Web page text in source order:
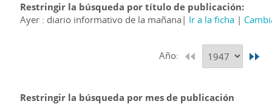
Restringir la búsqueda por título de publicación
Ayer : diario informativo de la mañana
Ir a la ficha
Año:
Restringir la búsqueda por mes de publicación